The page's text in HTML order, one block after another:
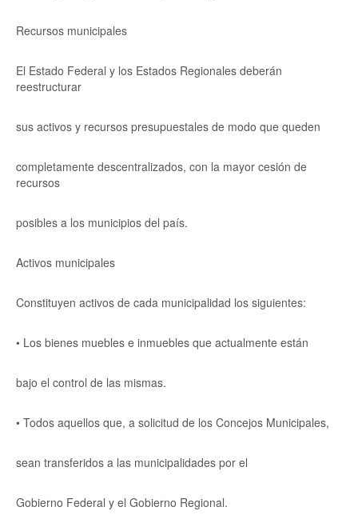
Recursos municipales
El Estado Federal y los Estados Regionales deberán
reestructurar
sus activos y recursos presupuestales de modo que queden
completamente descentralizados, con la mayor cesión de
recursos
posibles a los municipios del país.
Activos municipales
Constituyen activos de cada municipalidad los siguientes:
• Los bienes muebles e inmuebles que actualmente están
bajo el control de las mismas.
• Todos aquellos que, a solicitud de los Concejos Municipales,
sean transferidos a las municipalidades por el
Gobierno Federal y el Gobierno Regional.